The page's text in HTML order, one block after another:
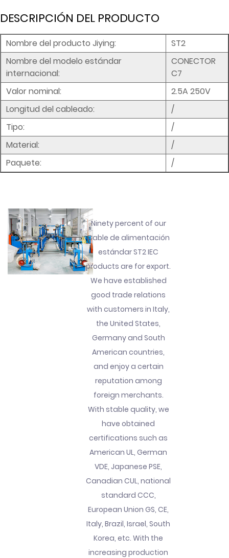
DESCRIPCIÓN DEL PRODUCTO
Nombre del producto Jiying:
ST2
Nombre del modelo estándar
internacional:
CONECTOR
C7
Valor nominal:
2.5A 250V
Longitud del cableado:
/
Tipo:
/
Material:
/
Paquete:
/
Ninety percent of our
Cable de alimentación
estándar ST2 IEC
products are for export.
We have established
good trade relations
with customers in Italy,
the United States,
Germany and South
American countries,
and enjoy a certain
reputation among
foreign merchants.
With stable quality, we
have obtained
certifications such as
American UL, German
VDE, Japanese PSE,
Canadian CUL, national
standard CCC,
European Union GS, CE,
Italy, Brazil, Israel, South
Korea, etc. With the
increasing production